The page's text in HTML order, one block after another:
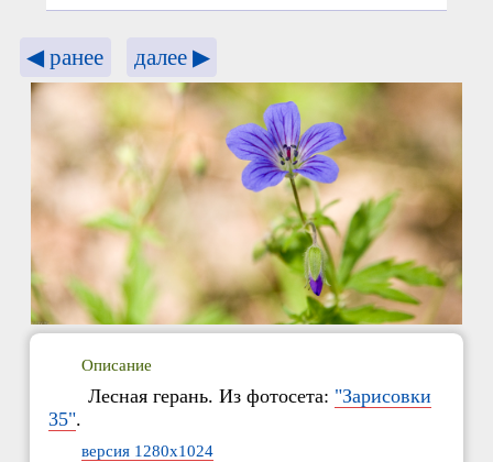
◀ ранее далее ▶
Описание
Лесная герань. Из фотосета: "Зарисовки
35".
версия 1280x1024